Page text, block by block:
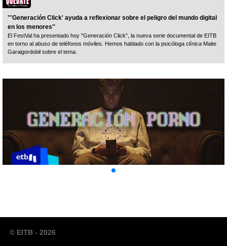
'''Generación Click' ayuda a reflexionar sobre el peligro del mundo digital
en los menores''
El FestVal ha presentado hoy "Generación Click", la nueva serie documental de EITB
en torno al abuso de teléfonos móviles. Hemos hablado con la psicóloga clínica Maite
Garaigordobil sobre el tema.
© EITB - 2026